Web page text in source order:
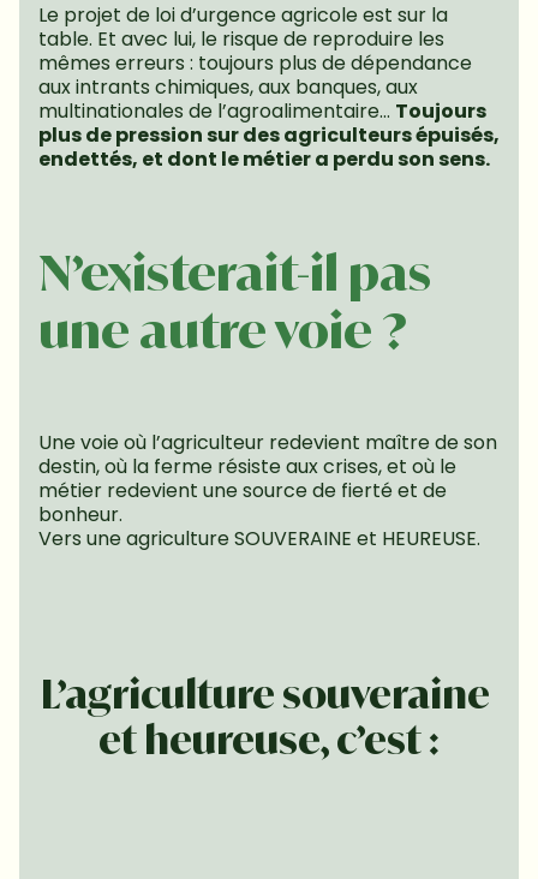
Le projet de loi d’urgence agricole est sur la
table. Et avec lui, le risque de reproduire les
mêmes erreurs : toujours plus de dépendance
aux intrants chimiques, aux banques, aux
multinationales de l’agroalimentaire… Toujours
plus de pression sur des agriculteurs épuisés,
endettés, et dont le métier a perdu son sens.
N’existerait-il pas
une autre voie ?
Une voie où l’agriculteur redevient maître de son
destin, où la ferme résiste aux crises, et où le
métier redevient une source de fierté et de
bonheur.
Vers une agriculture SOUVERAINE et HEUREUSE.
L’agriculture souveraine
et heureuse, c’est :